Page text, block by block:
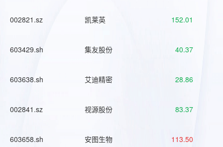
002821.sz 凯莱英 152.01
603429.sh 集友股份 40.37
603638.sh 艾迪精密 28.86
002841.sz 视源股份 83.37
603658.sh 安图生物 113.50